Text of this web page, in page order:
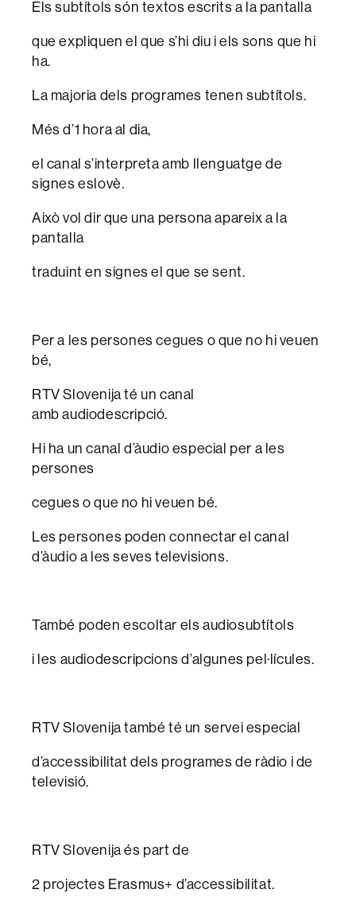
Els subtítols són textos escrits a la pantalla
que expliquen el que s’hi diu i els sons que hi
ha.
La majoria dels programes tenen subtítols.
Més d’1 hora al dia,
el canal s’interpreta amb llenguatge de
signes eslovè.
Això vol dir que una persona apareix a la
pantalla
traduint en signes el que se sent.
Per a les persones cegues o que no hi veuen
bé,
RTV Slovenija té un canal
amb audiodescripció.
Hi ha un canal d’àudio especial per a les
persones
cegues o que no hi veuen bé.
Les persones poden connectar el canal
d’àudio a les seves televisions.
També poden escoltar els audiosubtítols
i les audiodescripcions d’algunes pel·lícules.
RTV Slovenija també té un servei especial
d’accessibilitat dels programes de ràdio i de
televisió.
RTV Slovenija és part de
2 projectes Erasmus+ d’accessibilitat.